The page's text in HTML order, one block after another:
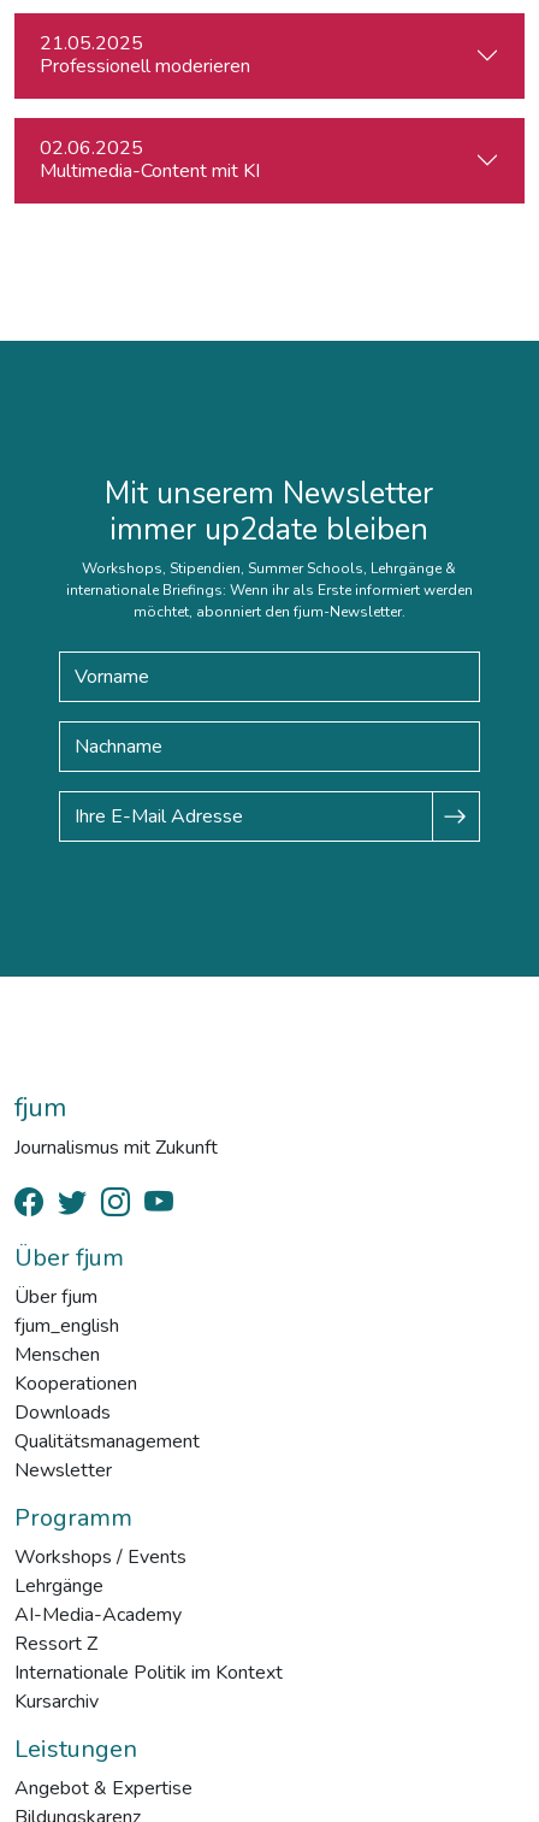
21.05.2025
Professionell moderieren
02.06.2025
Multimedia-Content mit KI
Mit unserem Newsletter
immer up2date bleiben
Workshops, Stipendien, Summer Schools, Lehrgänge &
internationale Briefings: Wenn ihr als Erste informiert werden
möchtet, abonniert den fjum-Newsletter.
fjum
Journalismus mit Zukunft
Über fjum
Über fjum
fjum_english
Menschen
Kooperationen
Downloads
Qualitätsmanagement
Newsletter
Programm
Workshops / Events
Lehrgänge
AI-Media-Academy
Ressort Z
Internationale Politik im Kontext
Kursarchiv
Leistungen
Angebot & Expertise